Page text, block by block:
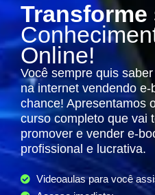
Transforme
Online!
Você sempre quis
na internet vendendo
chance! Apresentamos
curso completo que vai
promover e vender e-
profissional e lucrativa.
Videoaulas para você